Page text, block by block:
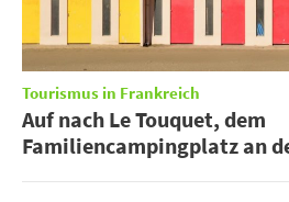
Tourismus in Frankreich
Auf nach Le Touquet, dem
Familiencampingplatz an